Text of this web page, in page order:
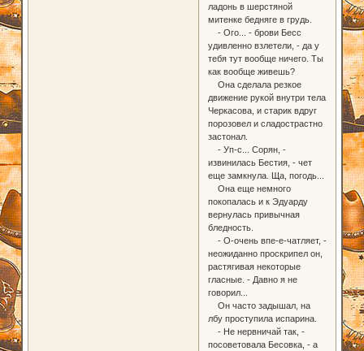
ладонь в шерстяной
митенке бедняге в грудь.
- Ого... - брови Бесс
удивленно взлетели, - да у
тебя тут вообще ничего. Ты
как вообще живешь?
Она сделала резкое
движение рукой внутри тела
Черкасова, и старик вдруг
порозовел и сладострастно
застонал.
- Уп-с... Сорян, -
извинилась Бестия, - чет
еще замкнула. Ща, погодь...
Она еще немного
покопалась и к Эдуарду
вернулась привычная
бледность.
- О-очень впе-е-чатляет, -
неожиданно проскрипел он,
растягивая некоторые
гласные. - Давно я не
говорил...
Он часто задышал, на
лбу проступила испарина.
- Не нервничай так, -
посоветовала Бесовка, - а